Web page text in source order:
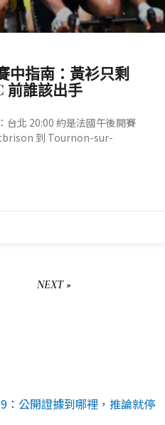
中指南：黃衫只剩
前誰該出手
台北 20:00 約是法國午後開賽
到 Tournon-sur-
NEXT »
公開證據到哪裡，推論就停